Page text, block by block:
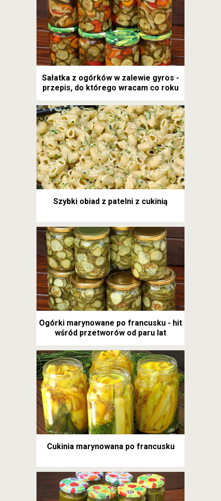
Sałatka z ogórków w zalewie gyros -
przepis, do którego wracam co roku
Szybki obiad z patelni z cukinią
Ogórki marynowane po francusku - hit
wśród przetworów od paru lat
Cukinia marynowana po francusku